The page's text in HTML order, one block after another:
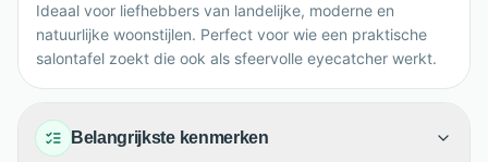
Ideaal voor liefhebbers van landelijke, moderne en
natuurlijke woonstijlen. Perfect voor wie een praktische
salontafel zoekt die ook als sfeervolle eyecatcher werkt.
Belangrijkste kenmerken